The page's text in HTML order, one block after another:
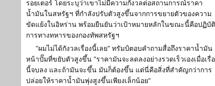
รอยเตอร์ โดยระบุว่าเขาไม่มีความกังวลต่อสถานการณ์ราคา
น้ำมันในสหรัฐฯ ที่กำลังปรับตัวสูงขึ้นจากการขยายตัวของความ
ขัดแย้งในอิหร่าน พร้อมยืนยันว่าเป้าหมายหลักในขณะนี้คือปฏิบัติ
การทางทหารของกองทัพสหรัฐฯ
"ผมไม่ได้กังวลเรื่องนี้เลย" ทรัมป์ตอบคำถามสื่อถึงราคาน้ำมัน
หน้าปั๊มที่ขยับตัวสูงขึ้น "ราคามันจะลดลงอย่างรวดเร็วเองเมื่อเรื่
นี้จบลง และถ้ามันจะขึ้น มันก็ต้องขึ้น แต่นี่คือสิ่งที่สำคัญกว่าการ
ปล่อยให้ราคาน้ำมันพุ่งสูงขึ้นเพียงเล็กน้อย"